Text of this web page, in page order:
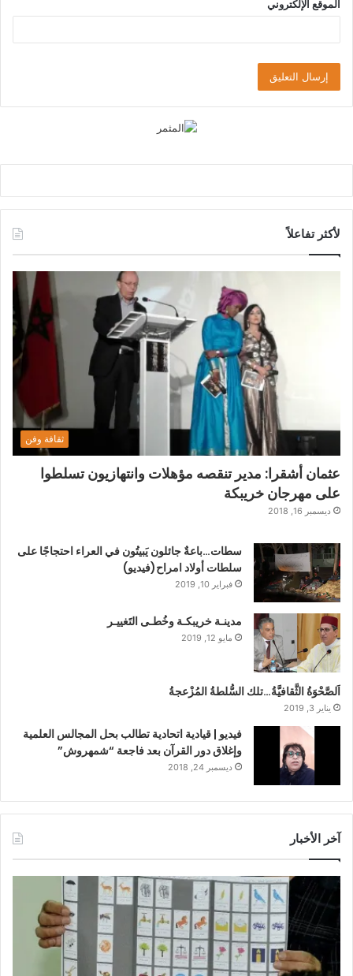
الموقع الإلكتروني
لأكثر تفاعلاً
ثقافة وفن
عثمان أشقرا: مدير تنقصه مؤهلات وانتهازيون تسلطوا
على مهرجان خريبكة
ديسمبر 16, 2018
سطات…باعةٌ جائلون يَبيتُون في العراء احتجاجًا على
سلطات أولاد امراح(فيديو)
فبراير 10, 2019
مدينـة خريبكـة وخُطـى التَغييـر
مايو 12, 2019
اَلصَّحْوَةُ الثَّقافيَّةُ…تلك السُّلطةُ المُزْعجةُ
يناير 3, 2019
فيديو | قيادية اتحادية تطالب بحل المجالس العلمية
وإغلاق دور القرآن بعد فاجعة “شمهروش”
ديسمبر 24, 2018
آخر الأخبار